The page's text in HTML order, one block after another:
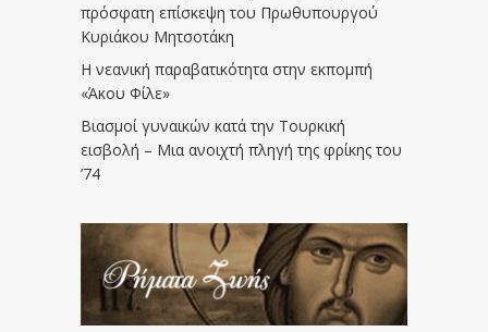
πρόσφατη επίσκεψη του Πρωθυπουργού
Κυριάκου Μητσοτάκη
Η νεανική παραβατικότητα στην εκπομπή
«Άκου Φίλε»
Βιασμοί γυναικών κατά την Τουρκική
εισβολή – Μια ανοιχτή πληγή της φρίκης του
’74